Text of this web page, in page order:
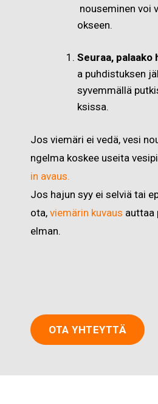
nouseminen voi
okseen.
Seuraa, palaako
a puhdistuksen
syvemmällä
ksissa.
Jos viemäri ei vedä, vesi
ngelma koskee useita
in avaus.
Jos hajun syy ei selviä tai
ota, viemärin kuvaus auttaa
elman.
OTA YHTEYTTÄ